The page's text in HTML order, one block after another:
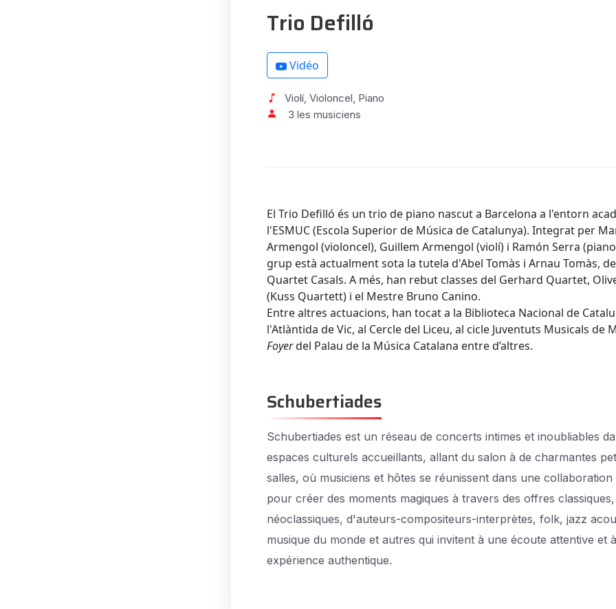
Trio Defilló
Vidéo
Violí, Violoncel, Piano
3 les musiciens
El Trio Defilló és un trio de piano nascut a Barcelona a l'entorn
l'ESMUC (Escola Superior de Música de Catalunya). Integrat per
Armengol (violoncel), Guillem Armengol (violí) i Ramón Serra
grup està actualment sota la tutela d'Abel Tomàs i Arnau Tomàs,
Quartet Casals. A més, han rebut classes del Gerhard Quartet,
(Kuss Quartett) i el Mestre Bruno Canino.
Entre altres actuacions, han tocat a la Biblioteca Nacional de
l'Atlàntida de Vic, al Cercle del Liceu, al cicle Juventuts Musicals de
Foyerdel Palau de la Música Catalana entre d’altres.
Schubertiades
Schubertiades est un réseau de concerts intimes et inoubliables
espaces culturels accueillants, allant du salon à de charmantes
salles, où musiciens et hôtes se réunissent dans une collaboration
pour créer des moments magiques à travers des offres classiques,
néoclassiques, d'auteurs-compositeurs-interprètes, folk, jazz
musique du monde et autres qui invitent à une écoute attentive et
expérience authentique.